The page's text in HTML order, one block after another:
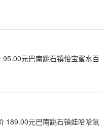
元巴南跳石镇怡宝蜜水百
189.00元巴南跳石镇娃哈哈氧